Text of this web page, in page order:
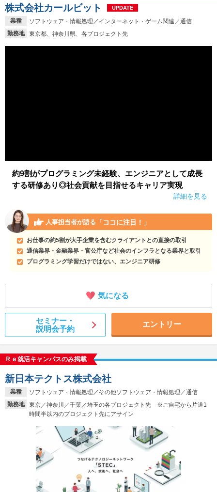
業種
ソフトウェア・情報処理／インターネット・ゲーム関連／通信
勤務地
東京都、神奈川県、各プロジェクト先
株式会社カールビット UPDATE
約9割がプログラミング未経験、エンジニアとして成長
する研修あり◎社会貢献を目指せるキャリア実現
詳細を見る
人事担当者が語る 「ココに注目！」
お仕事の約5割が大手企業を含むクライアントとの直接の取引
通信業界・金融業界・官公庁など社会のインフラとなる業界と取引
プログラミング学習だけではない、エンジニア研修
気になる
セミナー・
説明会予約
エントリー
Ｒｅ就活キャンパスのみ掲載
業種
ソフトウェア・情報処理／その他ソフトウェア・情報処理／通信
勤務地
東京／神奈川／千葉／埼玉の各プロジェクト先 ※ご自宅から片道1
時間半以内のプロジェクト先にアサイン
新日本テクトス株式会社